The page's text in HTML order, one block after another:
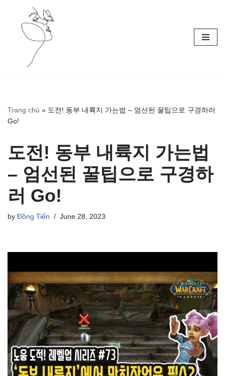
Skip
Trang chủ » 도전! 동부 내륙지 가는법 – 엄선된 꿀팁으로 구경하러
Go!
도전! 동부 내륙지 가는법
– 엄선된 꿀팁으로 구경하
러 Go!
by Đồng Tiến June 28, 2023